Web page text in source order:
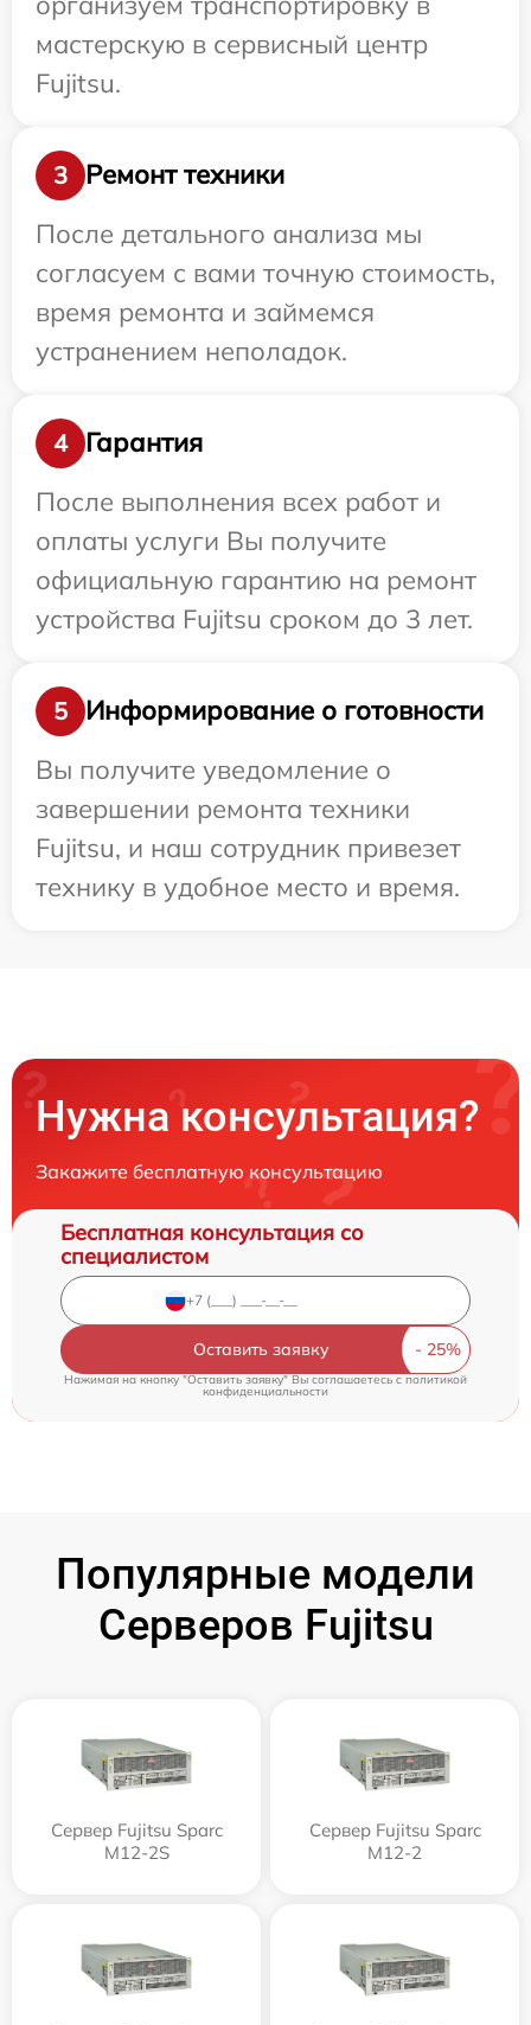
мастерскую в сервисный центр
Fujitsu.
3
Ремонт техники
После детального анализа мы
согласуем с вами точную стоимость,
время ремонта и займемся
устранением неполадок.
4
Гарантия
После выполнения всех работ и
оплаты услуги Вы получите
официальную гарантию на ремонт
устройства Fujitsu сроком до 3 лет.
5
Информирование о готовности
Вы получите уведомление о
завершении ремонта техники
Fujitsu, и наш сотрудник привезет
технику в удобное место и время.
Нужна консультация?
Закажите бесплатную консультацию
Бесплатная консультация со
специалистом
Оставить заявку
Нажимая на кнопку "Оставить заявку" Вы соглашаетесь cполитикой
конфиденциальности
Популярные модели
Серверов Fujitsu
Сервер Fujitsu Sparc
M12-2S
Сервер Fujitsu Sparc
M12-2